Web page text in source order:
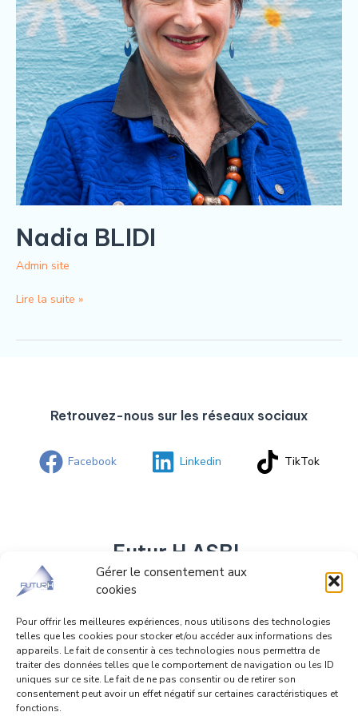
Gérer le consentement aux
cookies
Pour offrir les meilleures expériences, nous utilisons des technologies
telles que les cookies pour stocker et/ou accéder aux informations des
appareils. Le fait de consentir à ces technologies nous permettra de
traiter des données telles que le comportement de navigation ou les ID
uniques sur ce site. Le fait de ne pas consentir ou de retirer son
consentement peut avoir un effet négatif sur certaines caractéristiques et
fonctions.
Nadia BLIDI
Admin site
Lire la suite »
Retrouvez-nous sur les réseaux sociaux
Facebook Linkedin TikTok
Futur H ASBL
04/344.17.73 0483/20.08.03
info@futurh.be